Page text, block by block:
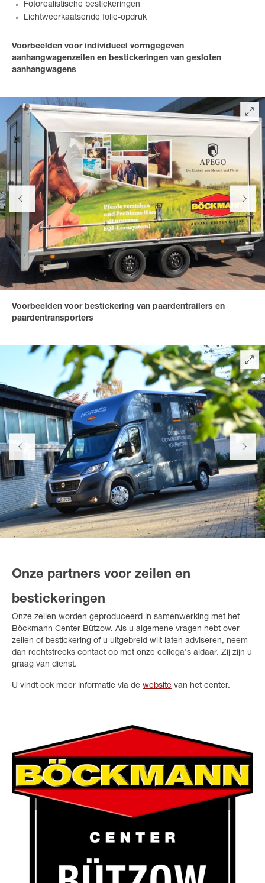
Fotorealistische bestickeringen
Lichtweerkaatsende folie-opdruk
Voorbeelden voor individueel vormgegeven
aanhangwagenzeilen en bestickeringen van gesloten
aanhangwagens
Voorbeelden voor bestickering van paardentrailers en
paardentransporters
Onze partners voor zeilen en
bestickeringen
Onze zeilen worden geproduceerd in samenwerking met het
Böckmann Center Bützow. Als u algemene vragen hebt over
zeilen of bestickering of u uitgebreid wilt laten adviseren, neem
dan rechtstreeks contact op met onze collega's aldaar. Zij zijn u
graag van dienst.
U vindt ook meer informatie via de website van het center.